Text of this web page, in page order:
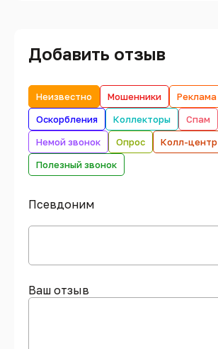
Добавить отзыв
Неизвестно Мошенники
Реклама
Оскорбления
Коллекторы
Спам
Немой звонок
Опрос
Колл-центр
Полезный звонок
Псевдоним
Ваш отзыв